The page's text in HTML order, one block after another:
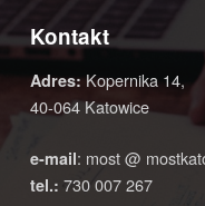
Kontakt
Adres:Kopernika 14,
40-064 Katowice
e-mail: most @
tel.: 730 007 267